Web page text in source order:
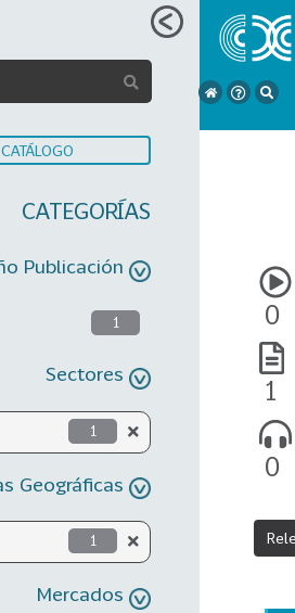
CATEGORÍAS
Publicación
1
Sectores
1
Geográficas
1
Mercados
0
1
0